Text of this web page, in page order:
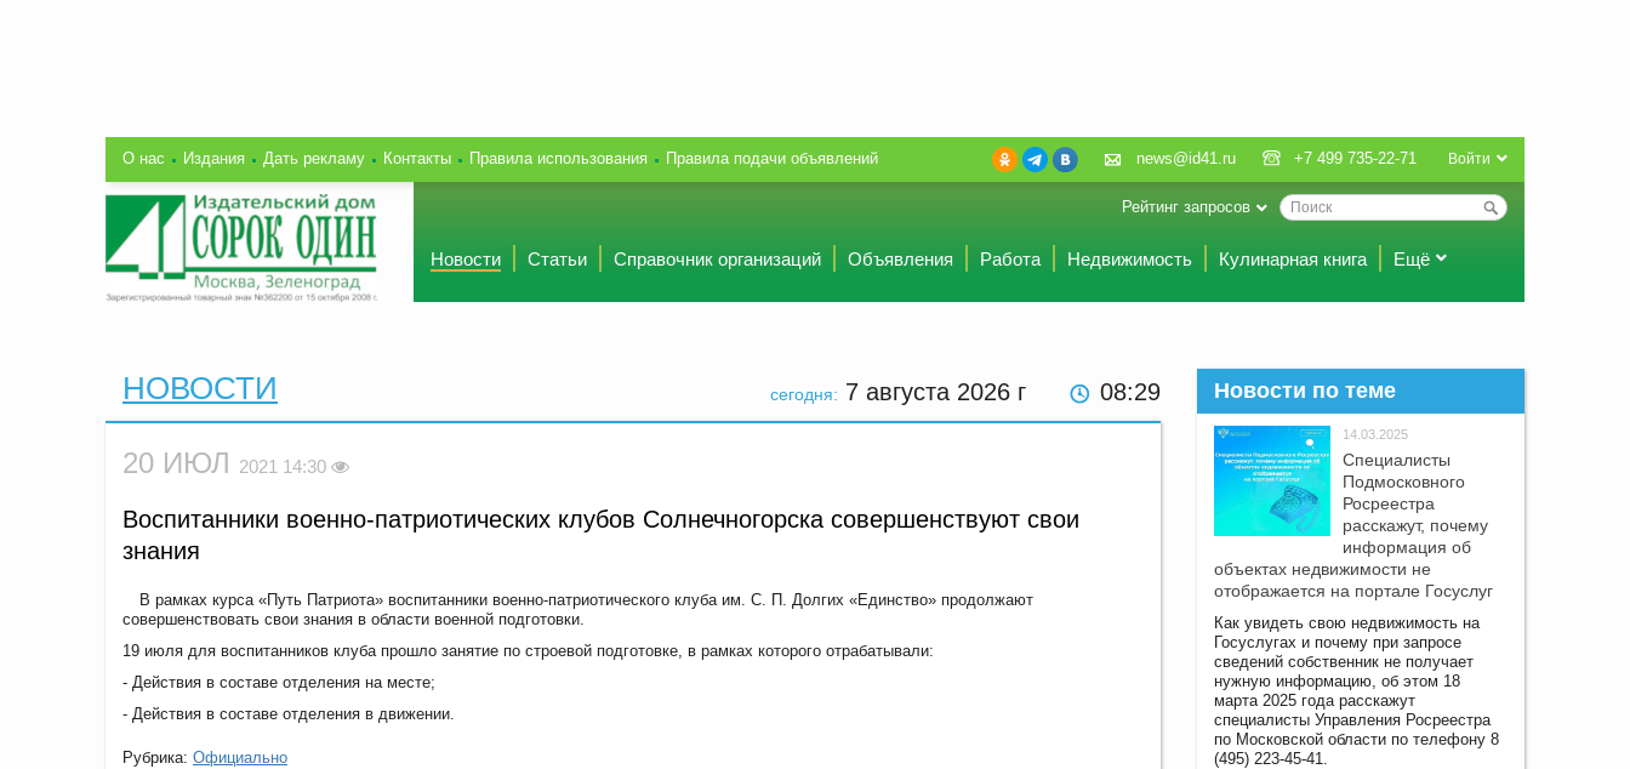
О нас Издания Дать рекламу Контакты Правила использования Правила подачи объявлений Войти
news@id41.ru +7 499 735-22-71
Рейтинг запросов
Новости Статьи Справочник организаций Объявления Работа Недвижимость Кулинарная книга Ещё
сегодня: 7 августа 2026 г 08:29
НОВОСТИ
20 ИЮЛ 2021 14:30
Воспитанники военно-патриотических клубов Солнечногорска совершенствуют свои
знания
В рамках курса «Путь Патриота» воспитанники военно-патриотического клуба им. С. П. Долгих «Единство» продолжают
совершенствовать свои знания в области военной подготовки.
19 июля для воспитанников клуба прошло занятие по строевой подготовке, в рамках которого отрабатывали:
- Действия в составе отделения на месте;
- Действия в составе отделения в движении.
Рубрика: Официально
Новости по теме
14.03.2025
Специалисты
Подмосковного
Росреестра
расскажут, почему
информация об
объектах недвижимости не
отображается на портале Госуслуг
Как увидеть свою недвижимость на
Госуслугах и почему при запросе
сведений собственник не получает
нужную информацию, об этом 18
марта 2025 года расскажут
специалисты Управления Росреестра
по Московской области по телефону 8
(495) 223-45-41.